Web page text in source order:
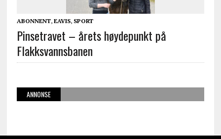
ABONNENT, EAVIS, SPORT
Pinsetravet – årets høydepunkt på
Flakksvannsbanen
ANNONSE